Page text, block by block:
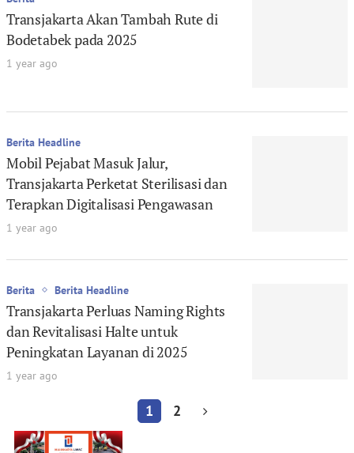
Transjakarta Akan Tambah Rute di
Bodetabek pada 2025
1 year ago
Berita Headline
Mobil Pejabat Masuk Jalur,
Transjakarta Perketat Sterilisasi dan
Terapkan Digitalisasi Pengawasan
1 year ago
Berita Berita Headline
Transjakarta Perluas Naming Rights
dan Revitalisasi Halte untuk
Peningkatan Layanan di 2025
1 year ago
1 2